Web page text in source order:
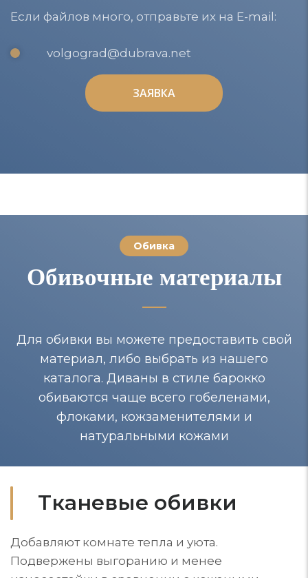
Если файлов много, отправьте их на E-mail:
volgograd@dubrava.net
ЗАЯВКА
ЗАЯВКА
Обивка
Обивочные материалы
Для обивки вы можете предоставить свой
материал, либо выбрать из нашего
каталога. Диваны в стиле барокко
обиваются чаще всего гобеленами,
флоками, кожзаменителями и
натуральными кожами
Тканевые обивки
Добавляют комнате тепла и уюта.
Подвержены выгоранию и менее